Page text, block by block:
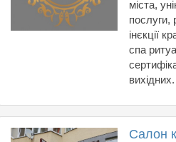
міста,
послуги,
інєкції
спа
вихідних.
Салон